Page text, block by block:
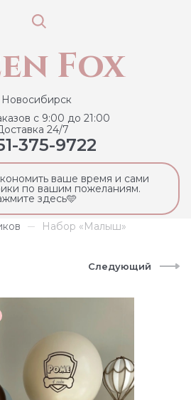
Fox
Новосибирск
с 9:00 до 21:00
24/7
375-9722
ваше время и сами
по вашим пожеланиям.
здесь🩵
Набор «Малыш»
Следующий